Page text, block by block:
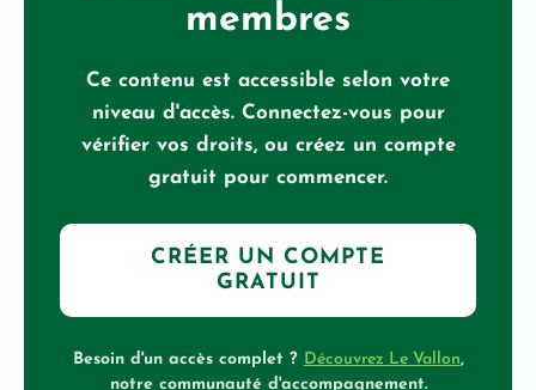
membres
Ce contenu est accessible selon votre
niveau d'accès. Connectez-vous pour
vérifier vos droits, ou créez un compte
gratuit pour commencer.
CRÉER UN COMPTE
GRATUIT
Besoin d'un accès complet ? Découvrez Le Vallon,
notre communauté d'accompagnement.